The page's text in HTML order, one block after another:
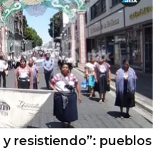
resistiendo”: pueblos